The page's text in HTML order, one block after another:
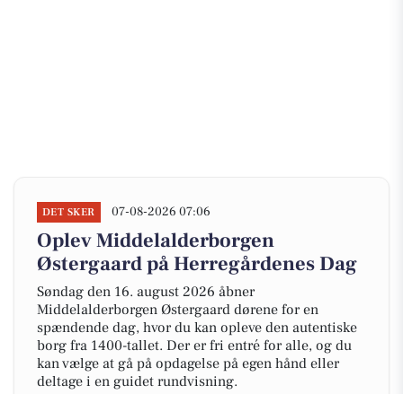
DET SKER 07-08-2026 07:06
Oplev Middelalderborgen
Østergaard på Herregårdenes Dag
Søndag den 16. august 2026 åbner
Middelalderborgen Østergaard dørene for en
spændende dag, hvor du kan opleve den autentiske
borg fra 1400-tallet. Der er fri entré for alle, og du
kan vælge at gå på opdagelse på egen hånd eller
deltage i en guidet rundvisning.